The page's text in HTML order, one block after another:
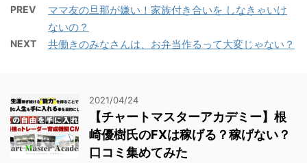
PREV
ママ友の旦那が嫌い！家族付き合いを しなきゃいけ
ないの？
NEXT 共働きのみなさんは、お弁当作るって大変じゃない？
2021/04/24
【チャートマスターアカデミー】根
崎優樹氏のFXは稼げる？稼げない？
口コミ集めてみた